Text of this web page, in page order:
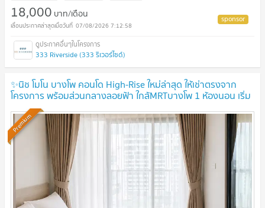
18,000 บาท/เดือน
07/08/2026 7:12:58
333 Riverside (333 ริเวอร์ไซด์)
✨นิช โมโน บางโพ คอนโด High-Rise ใหม่ล่าสุด ให้เช่าตรงจาก
โครงการ พร้อมส่วนกลางลอยฟ้า ใกล้MRTบางโพ 1 ห้องนอน เริ่ม
ต้น 16,500 บาท
Premium